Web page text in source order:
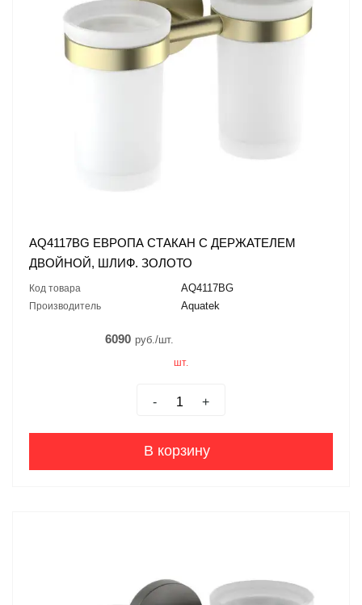
AQ4117BG ЕВРОПА СТАКАН С ДЕРЖАТЕЛЕМ
ДВОЙНОЙ, ШЛИФ. ЗОЛОТО
Код товара AQ4117BG
Производитель Aquatek
6090 руб./шт.
шт.
- +
В корзину